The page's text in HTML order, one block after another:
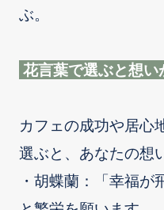
ぶ。
花言葉で選ぶと想い
カフェの成功や居心
選ぶと、あなたの想
・胡蝶蘭：「幸福